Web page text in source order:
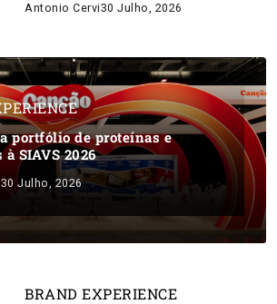
Antonio Cervi30 Julho, 2026
portfólio de proteínas e
SIAVS 2026
30 Julho, 2026
BRAND EXPERIENCE